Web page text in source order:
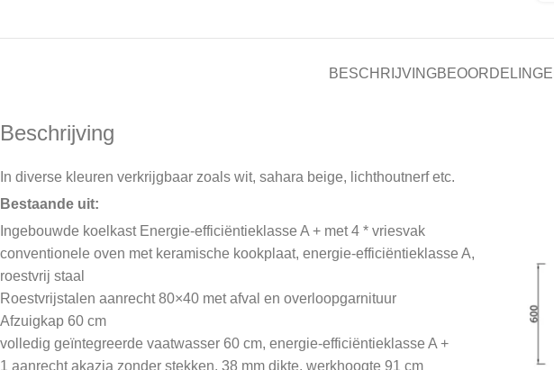
BESCHRIJVING
Beschrijving
In diverse kleuren verkrijgbaar zoals wit, sahara beige, lichthoutnerf etc.
Bestaande uit:
Ingebouwde koelkast Energie-efficiëntieklasse A + met 4 * vriesvak
conventionele oven met keramische kookplaat, energie-efficiëntieklasse A,
roestvrij staal
Roestvrijstalen aanrecht 80×40 met afval en overloopgarnituur
Afzuigkap 60 cm
volledig geïntegreerde vaatwasser 60 cm, energie-efficiëntieklasse A +
1 aanrecht akazia zonder stekken, 38 mm dikte, werkhoogte 91 cm